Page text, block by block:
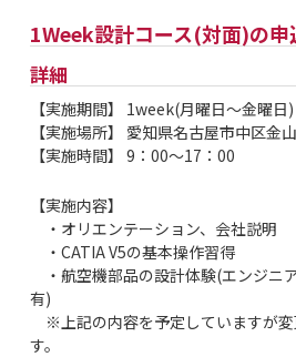
1Week設計コース(対面)の申
詳細
【実施期間】 1week(月曜日～金曜日)
【実施場所】 愛知県名古屋市中区金
【実施時間】 9：00～17：00
【実施内容】
・オリエンテーション、会社説明
・CATIA V5の基本操作習得
・航空機部品の設計体験(エンジニ
有)
※上記の内容を予定していますが変
す。